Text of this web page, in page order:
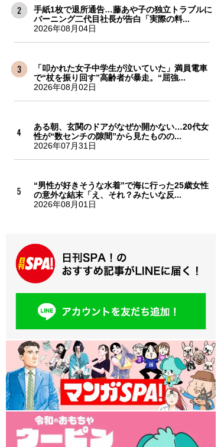
手紙1枚で退所通告…藤あや子の独立トラブルに
バーニング二代目社長が告白「実際の料...
2026年08月04日
「叩かれた女子中学生が泣いていた」満員電車
で“杖を振り回す”高齢者が暴走。“屈強...
2026年08月02日
ある朝、玄関のドアがなぜか開かない…20代女
性が“数センチの隙間”から見たものの...
2026年07月31日
“男性が好きそうな水着”で海に行った25歳女性
の意外な結末「え、それ？みたいな反...
2026年08月01日